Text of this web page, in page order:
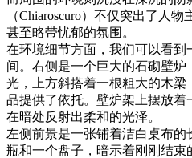
（Chiaroscuro）不仅突出了人
甚至略带忧郁的氛围。
在环境细节方面，我们可以看到
间。右侧是一个巨大的石砌壁炉
光，上方斜搭着一根粗大的木
品提供了依托。壁炉架上摆放着
在暗处反射出柔和的光泽。
左侧前景是一张铺着洁白桌布
瓶和一个盘子，暗示着刚刚结